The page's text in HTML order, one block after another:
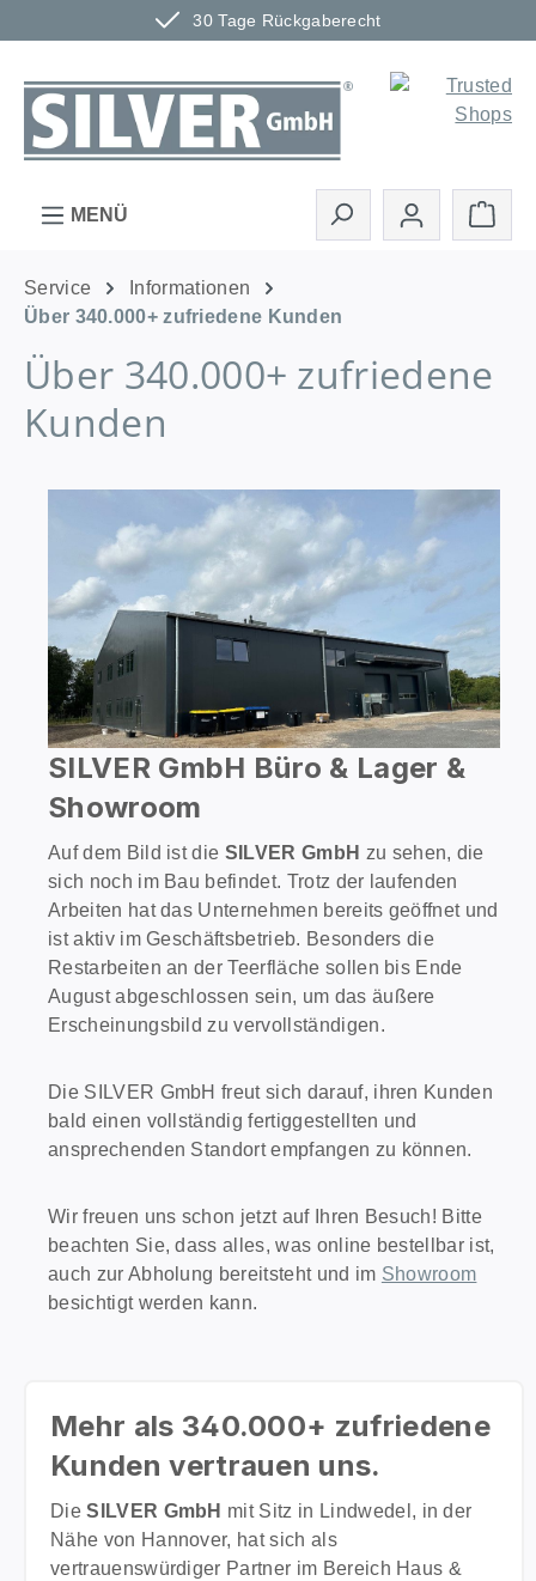
30 Tage Rückgaberecht
Zum Hauptinhalt springen
MENÜ
Service
Informationen
Über 340.000+ zufriedene Kunden
Über 340.000+ zufriedene
Kunden
SILVER GmbH Büro & Lager &
Showroom
Auf dem Bild ist die SILVER GmbH zu sehen, die
sich noch im Bau befindet. Trotz der laufenden
Arbeiten hat das Unternehmen bereits geöffnet und
ist aktiv im Geschäftsbetrieb. Besonders die
Restarbeiten an der Teerfläche sollen bis Ende
August abgeschlossen sein, um das äußere
Erscheinungsbild zu vervollständigen.
Die SILVER GmbH freut sich darauf, ihren Kunden
bald einen vollständig fertiggestellten und
ansprechenden Standort empfangen zu können.
Wir freuen uns schon jetzt auf Ihren Besuch! Bitte
beachten Sie, dass alles, was online bestellbar ist,
auch zur Abholung bereitsteht und im Showroom
besichtigt werden kann.
Mehr als 340.000+ zufriedene
Kunden vertrauen uns.
DieSILVER GmbH mit Sitz in Lindwedel, in der
Nähe von Hannover, hat sich als
vertrauenswürdiger Partner im Bereich Haus &